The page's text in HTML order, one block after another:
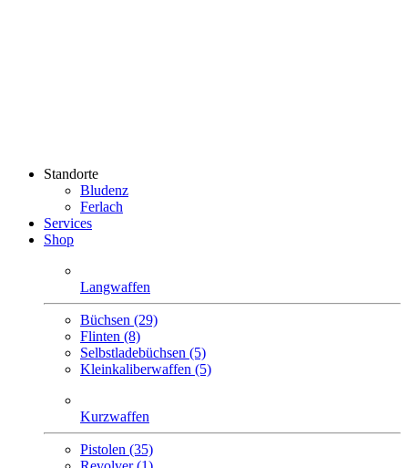
Standorte
Bludenz
Ferlach
Services
Shop
Langwaffen
Büchsen (29)
Flinten (8)
Selbstlade­büchsen (5)
Klein­kaliber­waffen (5)
Kurzwaffen
Pistolen (35)